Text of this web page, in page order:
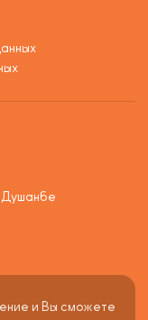
Душанбе
и Вы сможете